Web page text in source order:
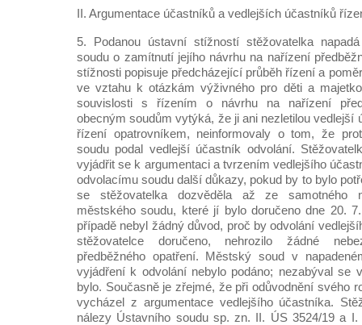
II. Argumentace účastníků a vedlejších účastníků
5. Podanou ústavní stížností stěžovatelka
soudu o zamítnutí jejího návrhu na nařízení
stížnosti popisuje předcházející průběh řízení a
ve vztahu k otázkám výživného pro děti a
souvislosti s řízením o návrhu na nařízení
obecným soudům vytýká, že ji ani nezletilou vedlejší
řízení opatrovníkem, neinformovaly o tom, že
soudu podal vedlejší účastník odvolání.
vyjádřit se k argumentaci a tvrzením vedlejšího
odvolacímu soudu další důkazy, pokud by to bylo
se stěžovatelka dozvěděla až ze samotného
městského soudu, které jí bylo doručeno dne 20.
případě nebyl žádný důvod, proč by odvolání
stěžovatelce doručeno, nehrozilo žádné
předběžného opatření. Městský soud v
vyjádření k odvolání nebylo podáno; nezabýval se
bylo. Současně je zřejmé, že při odůvodnění svého
vycházel z argumentace vedlejšího účastníka.
nálezy Ústavního soudu sp. zn. II. ÚS 3524/19 a